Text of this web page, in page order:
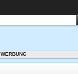
WERBUNG